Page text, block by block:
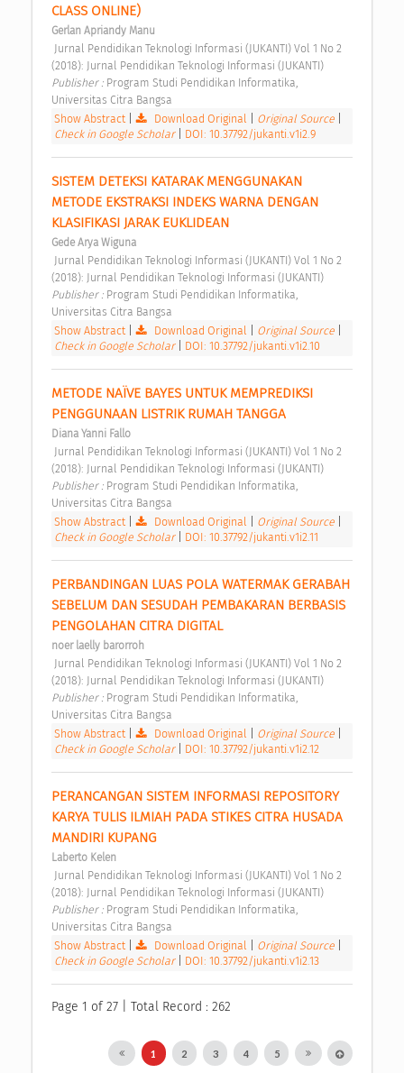
CLASS ONLINE)
Gerlan Apriandy Manu
(2018): Jurnal Pendidikan Teknologi Informasi (JUKANTI)
Publisher : Program Studi Pendidikan Informatika,
Universitas Citra Bangsa
Show Abstract| Download Original Original Source
Check in Google Scholar
DOI: 10.37792/jukanti.v1i2.9
SISTEM DETEKSI KATARAK MENGGUNAKAN
METODE EKSTRAKSI INDEKS WARNA DENGAN
KLASIFIKASI JARAK EUKLIDEAN
Gede Arya Wiguna
(2018): Jurnal Pendidikan Teknologi Informasi (JUKANTI)
Publisher : Program Studi Pendidikan Informatika,
Universitas Citra Bangsa
Show Abstract| Download Original Original Source
Check in Google Scholar
DOI: 10.37792/jukanti.v1i2.10
METODE NAÏVE BAYES UNTUK MEMPREDIKSI
PENGGUNAAN LISTRIK RUMAH TANGGA
Diana Yanni Fallo
(2018): Jurnal Pendidikan Teknologi Informasi (JUKANTI)
Publisher : Program Studi Pendidikan Informatika,
Universitas Citra Bangsa
Show Abstract| Download Original Original Source
Check in Google Scholar
DOI: 10.37792/jukanti.v1i2.11
PERBANDINGAN LUAS POLA WATERMAK GERABAH
SEBELUM DAN SESUDAH PEMBAKARAN BERBASIS
PENGOLAHAN CITRA DIGITAL
noer laelly barorroh
(2018): Jurnal Pendidikan Teknologi Informasi (JUKANTI)
Publisher : Program Studi Pendidikan Informatika,
Universitas Citra Bangsa
Show Abstract| Download Original Original Source
Check in Google Scholar
DOI: 10.37792/jukanti.v1i2.12
PERANCANGAN SISTEM INFORMASI REPOSITORY
KARYA TULIS ILMIAH PADA STIKES CITRA HUSADA
MANDIRI KUPANG
Laberto Kelen
(2018): Jurnal Pendidikan Teknologi Informasi (JUKANTI)
Publisher : Program Studi Pendidikan Informatika,
Universitas Citra Bangsa
Show Abstract| Download Original Original Source
Check in Google Scholar
DOI: 10.37792/jukanti.v1i2.13
Page 1 of 27 | Total Record : 262
1 2 3 4 5